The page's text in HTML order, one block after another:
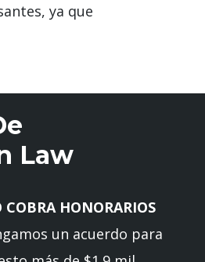
ya que
Law
COBRA HONORARIOS
un acuerdo para